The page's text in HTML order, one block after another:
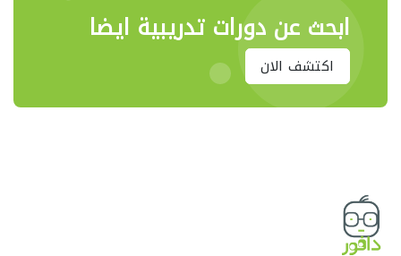
ابحث عن دورات تدريبية ايضا
اكتشف الان